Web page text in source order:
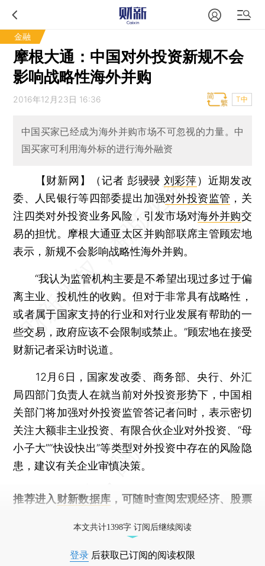
金融
摩根大通：中国对外投资新规不会
影响战略性海外并购
2016年12月23日 16:36 T中
中国买家已经成为海外并购市场不可忽视的力量。中
国买家可利用海外标的进行海外融资
【财新网】（记者 彭骎骎 刘彩萍） 近期发改
委、人民银行等四部委提出加强对外投资监管 ，关
注四类对外投资业务风险，引发市场对海外并购交
易的担忧。摩根大通亚太区并购部联席主管顾宏地
表示，新规不会影响战略性海外并购。
“我认为监管机构主要是不希望出现过多过于偏
离主业、投机性的收购。但对于非常具有战略性，
或者属于国家支持的行业和对行业发展有帮助的一
些交易，政府应该不会限制或禁止。”顾宏地在接受
财新记者采访时说道。
12月6日，国家发改委、商务部、央行、外汇
局四部门负责人在就当前对外投资形势下，中国相
关部门将加强对外投资监管答记者问时，表示密切
关注大额非主业投资、有限合伙企业对外投资、“母
小子大”“快设快出”等类型对外投资中存在的风险隐
患，建议有关企业审慎决策。
推荐进入 财新数据库 ，可随时查阅宏观经济、股票
本文共计1398字 订阅后继续阅读
登录 后获取已订阅的阅读权限